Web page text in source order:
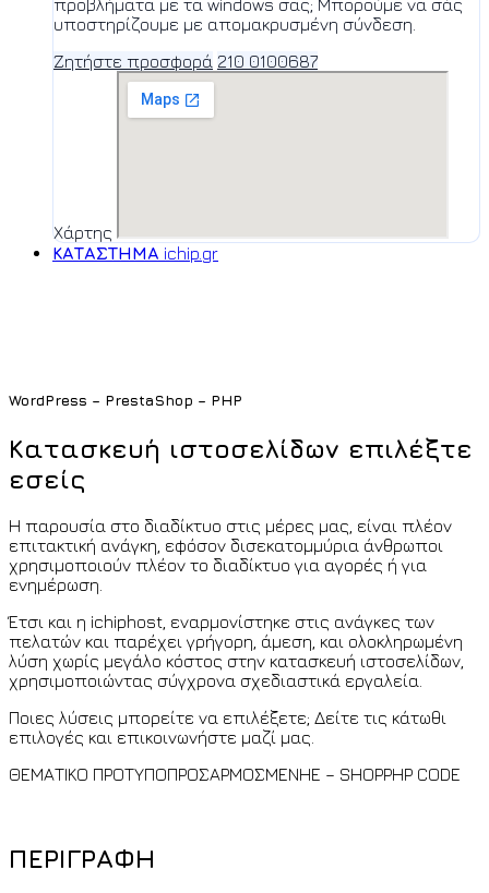
προβλήματα με τα windows σας; Μπορούμε να σάς
υποστηρίζουμε με απομακρυσμένη σύνδεση.
Ζητήστε προσφορά 210 0100687
Χάρτης
ΚΑΤΑΣΤΗΜΑ ichip.gr
WordPress – PrestaShop – PHP
Κατασκευή ιστοσελίδων επιλέξτε
εσείς
Η παρουσία στο διαδίκτυο στις μέρες μας, είναι πλέον
επιτακτική ανάγκη, εφόσον δισεκατομμύρια άνθρωποι
χρησιμοποιούν πλέον το διαδίκτυο για αγορές ή για
ενημέρωση.
Έτσι και η ichiphost, εναρμονίστηκε στις ανάγκες των
πελατών και παρέχει γρήγορη, άμεση, και ολοκληρωμένη
λύση χωρίς μεγάλο κόστος στην κατασκευή ιστοσελίδων,
χρησιμοποιώντας σύγχρονα σχεδιαστικά εργαλεία.
Ποιες λύσεις μπορείτε να επιλέξετε; Δείτε τις κάτωθι
επιλογές και επικοινωνήστε μαζί μας.
ΘΕΜΑΤΙΚΟ ΠΡΟΤΥΠΟΠΡΟΣΑΡΜΟΣΜΕΝΗE – SHOPPHP CODE
ΠΕΡΙΓΡΑΦΗ